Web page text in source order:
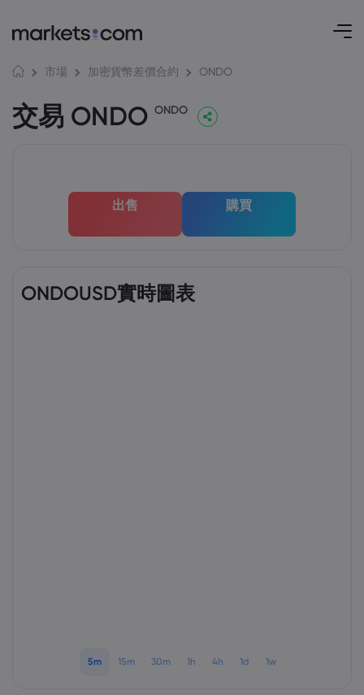
市場 加密貨幣差價合約 ONDO
交易 ONDO ONDO
出售 購買
ONDOUSD實時圖表
5m 15m 30m 1h 4h 1d 1w